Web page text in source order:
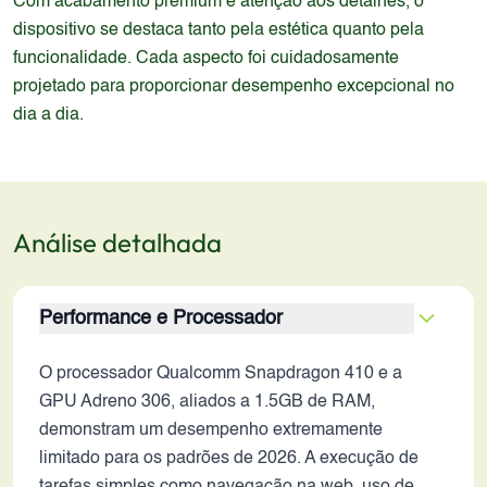
dispositivo se destaca tanto pela estética quanto pela
funcionalidade. Cada aspecto foi cuidadosamente
projetado para proporcionar desempenho excepcional no
dia a dia.
Análise detalhada
Performance e Processador
O processador Qualcomm Snapdragon 410 e a
GPU Adreno 306, aliados a 1.5GB de RAM,
demonstram um desempenho extremamente
limitado para os padrões de 2026. A execução de